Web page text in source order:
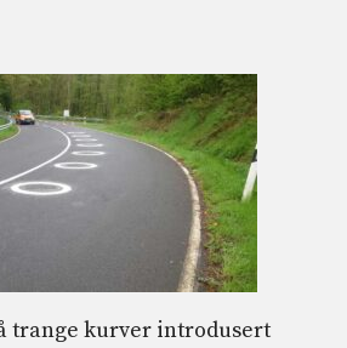
trange kurver introdusert